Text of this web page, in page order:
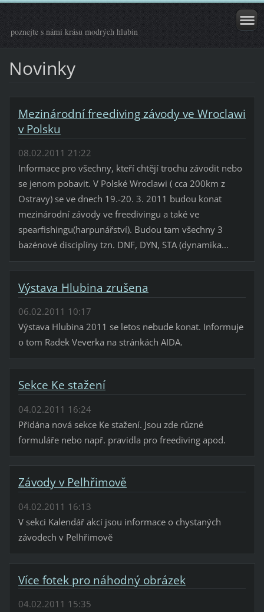
poznejte s námi krásu modrých hlubin
Novinky
Mezinárodní freediving závody ve Wroclawi
v Polsku
08.02.2011 21:22
Informace pro všechny, kteří chtějí trochu závodit nebo
se jenom pobavit. V Polské Wroclawi ( cca 200km z
Ostravy) se ve dnech 19.-20. 3. 2011 budou konat
mezinárodní závody ve freedivingu a také ve
spearfishingu(harpunářství). Budou tam všechny 3
bazénové disciplíny tzn. DNF, DYN, STA (dynamika...
Výstava Hlubina zrušena
06.02.2011 10:17
Výstava Hlubina 2011 se letos nebude konat. Informuje
o tom Radek Veverka na stránkách AIDA.
Sekce Ke stažení
04.02.2011 16:24
Přidána nová sekce Ke stažení. Jsou zde různé
formuláře nebo např. pravidla pro freediving apod.
Závody v Pelhřimově
04.02.2011 16:13
V sekci Kalendář akcí jsou informace o chystaných
závodech v Pelhřimově
Více fotek pro náhodný obrázek
04.02.2011 15:35